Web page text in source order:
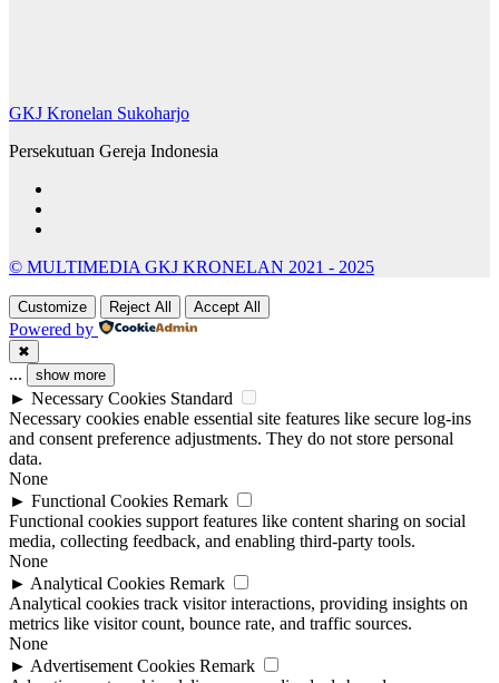
GKJ Kronelan Sukoharjo
Persekutuan Gereja Indonesia
© MULTIMEDIA GKJ KRONELAN 2021 - 2025
Customize Reject All Accept All
Powered by
✖
... show more
► Necessary Cookies Standard
Necessary cookies enable essential site features like secure log-ins
and consent preference adjustments. They do not store personal
data.
None
► Functional Cookies Remark
Functional cookies support features like content sharing on social
media, collecting feedback, and enabling third-party tools.
None
► Analytical Cookies Remark
Analytical cookies track visitor interactions, providing insights on
metrics like visitor count, bounce rate, and traffic sources.
None
► Advertisement Cookies Remark